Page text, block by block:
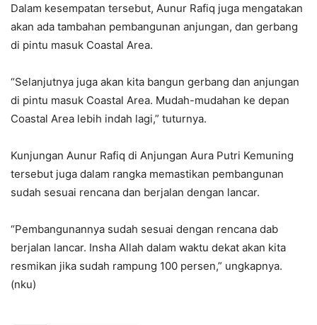
Dalam kesempatan tersebut, Aunur Rafiq juga mengatakan
akan ada tambahan pembangunan anjungan, dan gerbang
di pintu masuk Coastal Area.
“Selanjutnya juga akan kita bangun gerbang dan anjungan
di pintu masuk Coastal Area. Mudah-mudahan ke depan
Coastal Area lebih indah lagi,” tuturnya.
Kunjungan Aunur Rafiq di Anjungan Aura Putri Kemuning
tersebut juga dalam rangka memastikan pembangunan
sudah sesuai rencana dan berjalan dengan lancar.
“Pembangunannya sudah sesuai dengan rencana dab
berjalan lancar. Insha Allah dalam waktu dekat akan kita
resmikan jika sudah rampung 100 persen,” ungkapnya.
(nku)